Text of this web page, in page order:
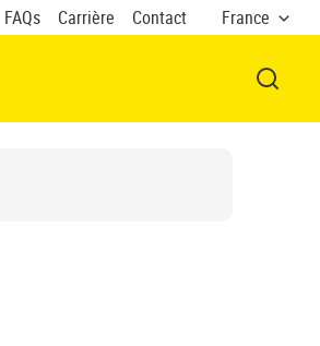
FAQs Carrière Contact France